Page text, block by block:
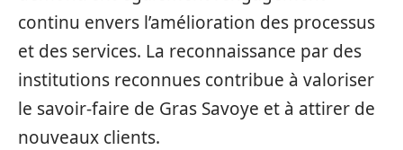
continu envers l’amélioration des processus
et des services. La reconnaissance par des
institutions reconnues contribue à valoriser
le savoir-faire de Gras Savoye et à attirer de
nouveaux clients.